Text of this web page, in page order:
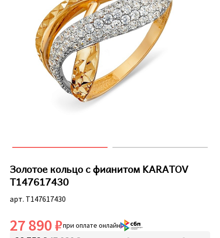
Золотое кольцо с фианитом KARATOV
Т147617430
арт. Т147617430
27 890 ₽при оплате онлайн